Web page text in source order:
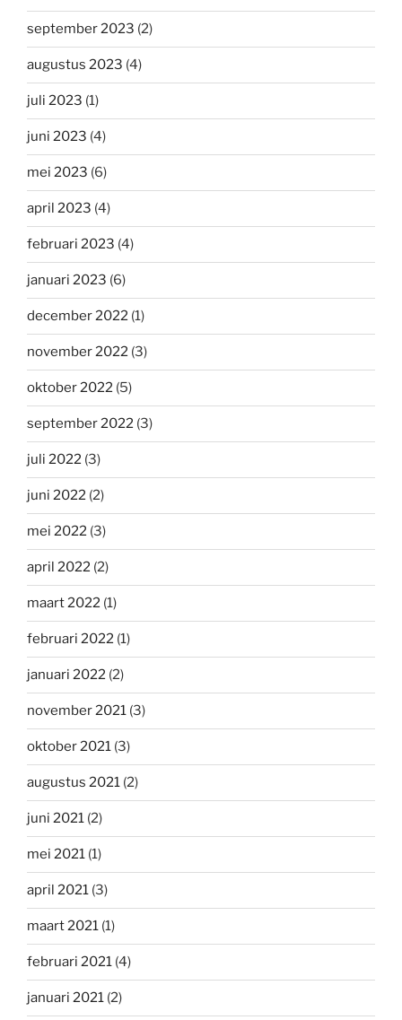
september 2023 (2)
augustus 2023 (4)
juli 2023 (1)
juni 2023 (4)
mei 2023 (6)
april 2023 (4)
februari 2023 (4)
januari 2023 (6)
december 2022 (1)
november 2022 (3)
oktober 2022 (5)
september 2022 (3)
juli 2022 (3)
juni 2022 (2)
mei 2022 (3)
april 2022 (2)
maart 2022 (1)
februari 2022 (1)
januari 2022 (2)
november 2021 (3)
oktober 2021 (3)
augustus 2021 (2)
juni 2021 (2)
mei 2021 (1)
april 2021 (3)
maart 2021 (1)
februari 2021 (4)
januari 2021 (2)